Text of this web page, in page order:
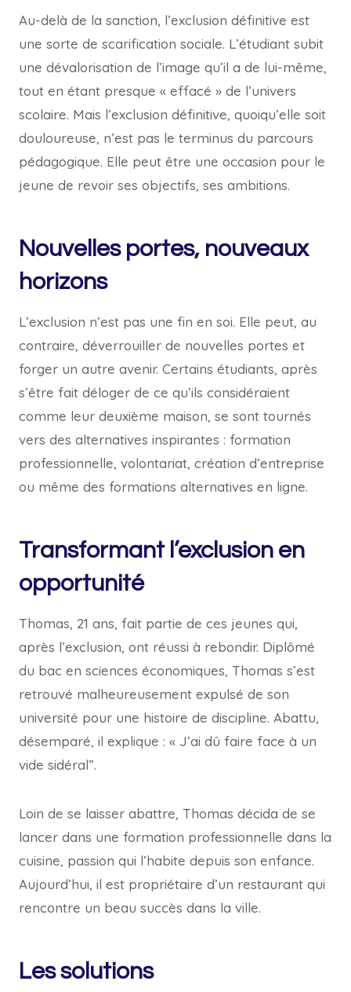
Au-delà de la sanction, l’exclusion définitive est
une sorte de scarification sociale. L’étudiant subit
une dévalorisation de l’image qu’il a de lui-même,
tout en étant presque « effacé » de l’univers
scolaire. Mais l’exclusion définitive, quoiqu’elle soit
douloureuse, n’est pas le terminus du parcours
pédagogique. Elle peut être une occasion pour le
jeune de revoir ses objectifs, ses ambitions.
Nouvelles portes, nouveaux
horizons
L’exclusion n’est pas une fin en soi. Elle peut, au
contraire, déverrouiller de nouvelles portes et
forger un autre avenir. Certains étudiants, après
s’être fait déloger de ce qu’ils considéraient
comme leur deuxième maison, se sont tournés
vers des alternatives inspirantes : formation
professionnelle, volontariat, création d’entreprise
ou même des formations alternatives en ligne.
Transformant l’exclusion en
opportunité
Thomas, 21 ans, fait partie de ces jeunes qui,
après l’exclusion, ont réussi à rebondir. Diplômé
du bac en sciences économiques, Thomas s’est
retrouvé malheureusement expulsé de son
université pour une histoire de discipline. Abattu,
désemparé, il explique : « J’ai dû faire face à un
vide sidéral”.
Loin de se laisser abattre, Thomas décida de se
lancer dans une formation professionnelle dans la
cuisine, passion qui l’habite depuis son enfance.
Aujourd’hui, il est propriétaire d’un restaurant qui
rencontre un beau succès dans la ville.
Les solutions